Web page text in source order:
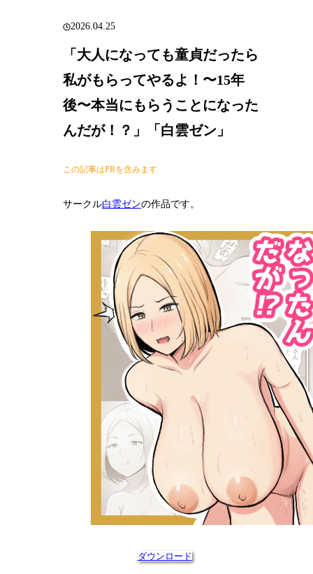
2026.04.25
「大人になっても童貞だったら
私がもらってやるよ！〜15年
後〜本当にもらうことになった
んだが！？」「白雲ゼン」
この記事はPRを含みます
サークル白雲ゼンの作品です。
ダウンロード